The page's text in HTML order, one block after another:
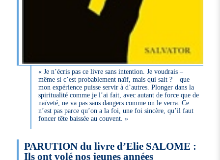
« Je n’écris pas ce livre sans intention. Je voudrais –
même si c’est probablement naïf, mais qui sait ? – que
mon expérience puisse servir à d’autres. Plonger dans la
spiritualité comme je l’ai fait, avec autant de force que de
naïveté, ne va pas sans dangers comme on le verra. Ce
n’est pas parce qu’on a la foi, une foi sincère, qu’il faut
foncer tête baissée au couvent. »
PARUTION du livre d’Elie SALOME :
Ils ont volé nos jeunes années